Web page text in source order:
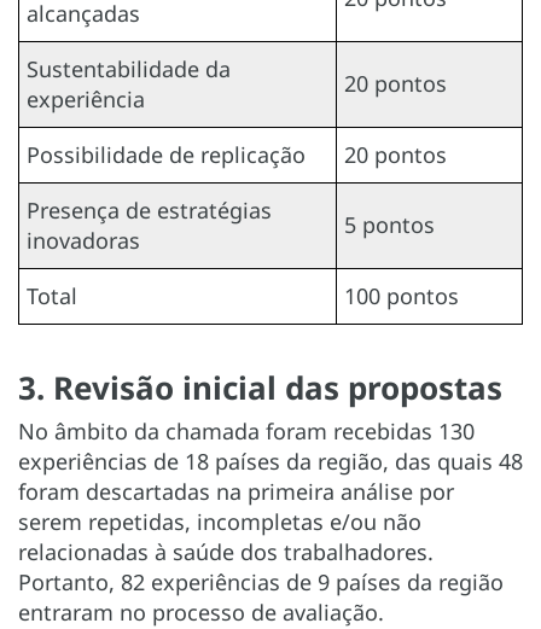
alcançadas
Sustentabilidade da
experiência
20 pontos
Possibilidade de replicação
20 pontos
Presença de estratégias
inovadoras
5 pontos
Total 100 pontos
3. Revisão inicial das propostas
No âmbito da chamada foram recebidas 130
experiências de 18 países da região, das quais 48
foram descartadas na primeira análise por
serem repetidas, incompletas e/ou não
relacionadas à saúde dos trabalhadores.
Portanto, 82 experiências de 9 países da região
entraram no processo de avaliação.